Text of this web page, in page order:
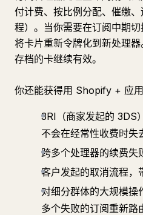
付计费、按比例分配、催缴
程）。当你需要在订阅中期
将卡片重新令牌化到新处理
存档的卡继续有效。
你还能获得用 Shopify + 应用
3RI（商家发起的 3DS
不会在经常性收费时失
跨多个处理器的续费失
客户发起的取消流程，
对细分群体的大规模
多个失败的订阅重新路